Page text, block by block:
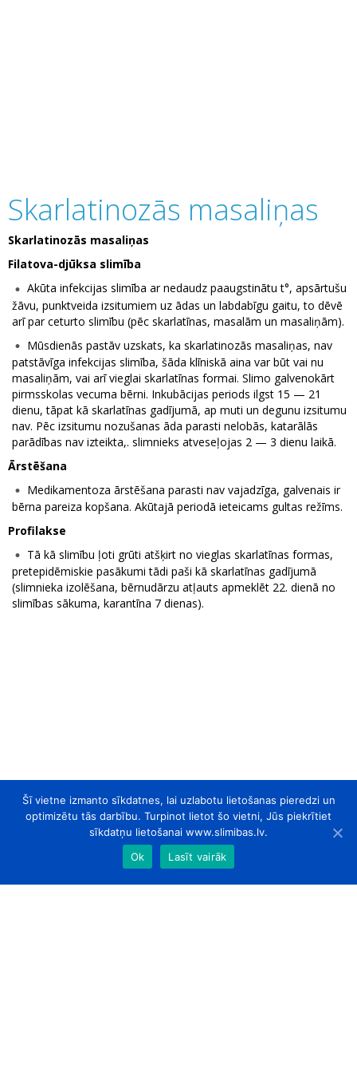
Skarlatinozās masaliņas
Skarlatinozās masaliņas
Filatova-djūksa slimība
Akūta infekcijas slimība ar nedaudz paaugstinātu t°, apsārtušu
žāvu, punktveida izsitumiem uz ādas un labdabīgu gaitu, to dēvē
arī par ceturto slimību (pēc skarlatīnas, masalām un masaliņām).
Mūsdienās pastāv uzskats, ka skarlatinozās masaliņas, nav
patstāvīga infekcijas slimība, šāda klīniskā aina var būt vai nu
masaliņām, vai arī vieglai skarlatīnas formai. Slimo galvenokārt
pirmsskolas vecuma bērni. Inkubācijas periods ilgst 15 — 21
dienu, tāpat kā skarlatīnas gadījumā, ap muti un degunu izsitumu
nav. Pēc izsitumu nozušanas āda parasti nelobās, katarālās
parādības nav izteikta,. slimnieks atveseļojas 2 — 3 dienu laikā.
Ārstēšana
Medikamentoza ārstēšana parasti nav vajadzīga, galvenais ir
bērna pareiza kopšana. Akūtajā periodā ieteicams gultas režīms.
Profilakse
Tā kā slimību ļoti grūti atšķirt no vieglas skarlatīnas formas,
pretepidēmiskie pasākumi tādi paši kā skarlatīnas gadījumā
(slimnieka izolēšana, bērnudārzu atļauts apmeklēt 22. dienā no
slimības sākuma, karantīna 7 dienas).
Šī vietne izmanto sīkdatnes, lai uzlabotu lietošanas pieredzi un
optimizētu tās darbību. Turpinot lietot šo vietni, Jūs piekrītiet
sīkdatņu lietošanai www.slimibas.lv.
Ok
Lasīt vairāk